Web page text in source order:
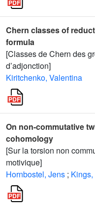
Chern classes of
formula
[Classes de Chern des
d’adjonction]
Kiritchenko, Valentina
On non-commutative
cohomology
[Sur la torsion non
motivique]
Hornbostel, Jens ;